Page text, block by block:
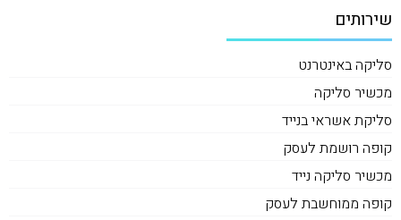
שירותים
סליקה באינטרנט
מכשיר סליקה
סליקת אשראי בנייד
קופה רושמת לעסק
מכשיר סליקה נייד
קופה ממוחשבת לעסק